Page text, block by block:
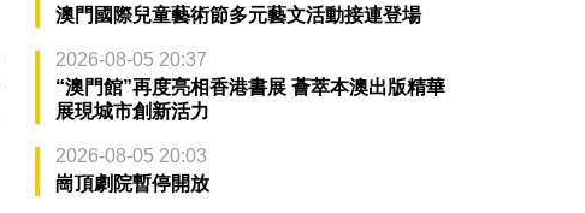
澳門國際兒童藝術節多元藝文活動接連登場
2026-08-05 20:37
“澳門館”再度亮相香港書展 薈萃本澳出版精華
展現城市創新活力
2026-08-05 20:03
崗頂劇院暫停開放